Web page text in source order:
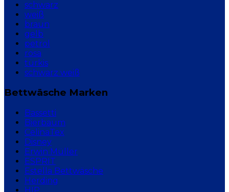
schwarz
weiß
braun
gelb
petrol
rosa
türkis
schwarz weiß
Bettwäsche Marken
Bassetti
Bierbaum
CelinaTex
Disney
Erwin Müller
ESPRIT
Estella Bettwäsche
Herding